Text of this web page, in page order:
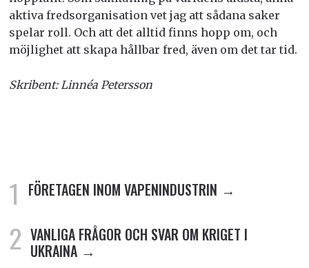
aktiva fredsorganisation vet jag att sådana saker
spelar roll. Och att det alltid finns hopp om, och
möjlighet att skapa hållbar fred, även om det tar tid.
Skribent: Linnéa Petersson
FÖRETAGEN INOM VAPENINDUSTRIN
VANLIGA FRÅGOR OCH SVAR OM KRIGET I
UKRAINA